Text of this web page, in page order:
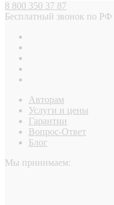
8 800 350 37 87
Бесплатный звонок по РФ
Авторам
Услуги и цены
Гарантии
Вопрос-Ответ
Блог
Мы принимаем: